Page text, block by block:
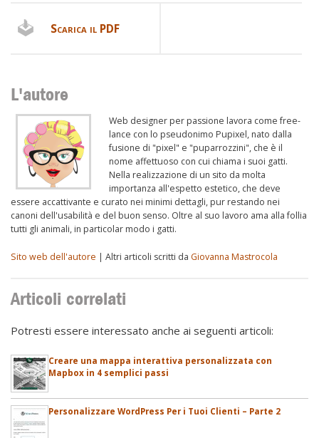
Scarica il PDF
L'autore
Web designer per passione lavora come free-
lance con lo pseudonimo Pupixel, nato dalla
fusione di "pixel" e "puparrozzini", che è il
nome affettuoso con cui chiama i suoi gatti.
Nella realizzazione di un sito da molta
importanza all'espetto estetico, che deve
essere accattivante e curato nei minimi dettagli, pur restando nei
canoni dell'usabilità e del buon senso. Oltre al suo lavoro ama alla follia
tutti gli animali, in particolar modo i gatti.
Sito web dell'autore | Altri articoli scritti da Giovanna Mastrocola
Articoli correlati
Potresti essere interessato anche ai seguenti articoli:
Creare una mappa interattiva personalizzata con
Mapbox in 4 semplici passi
Personalizzare WordPress Per i Tuoi Clienti – Parte 2